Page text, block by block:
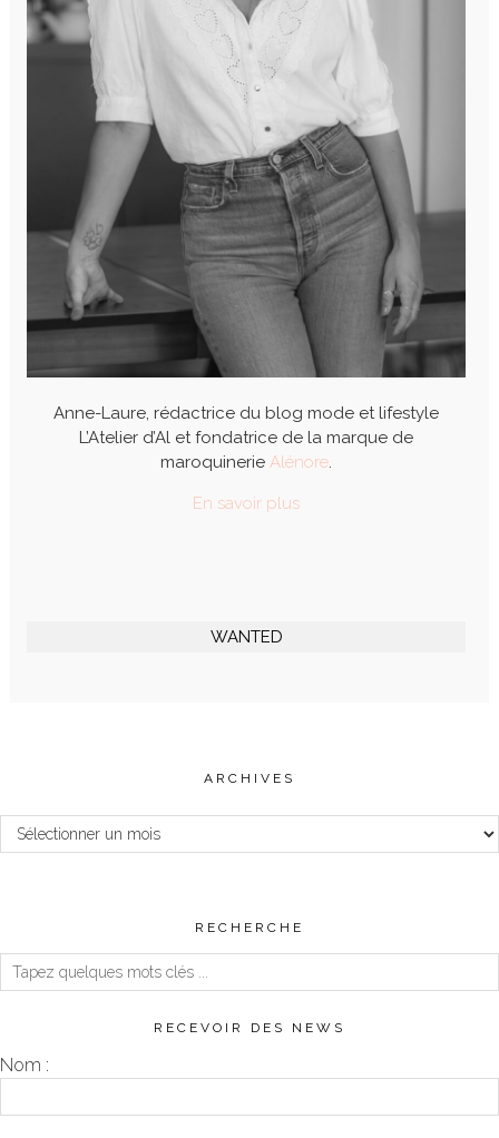
Anne-Laure, rédactrice du blog mode et lifestyle
L’Atelier d’Al et fondatrice de la marque de
maroquinerie Alénore.
En savoir plus
WANTED
ARCHIVES
Archives
RECHERCHE
RECEVOIR DES NEWS
Nom :